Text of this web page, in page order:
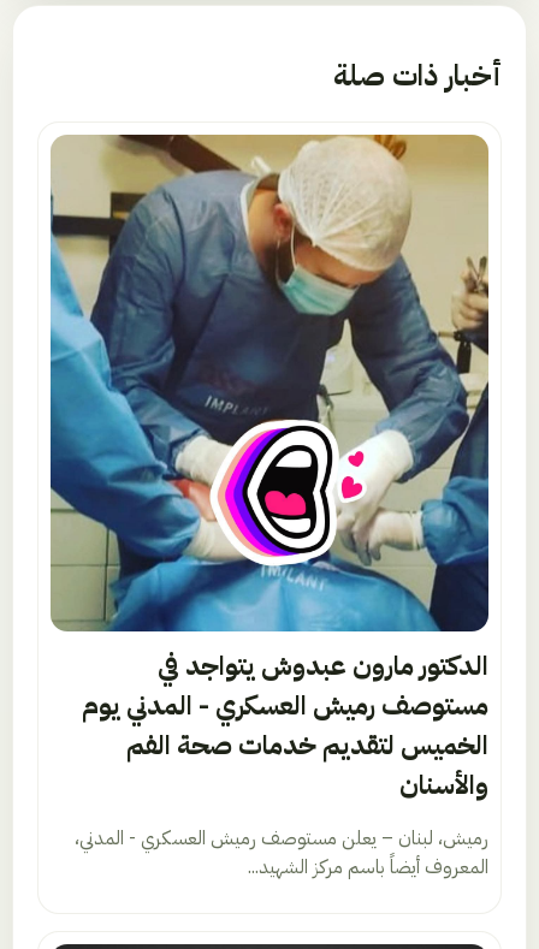
أخبار ذات صلة
الدكتور مارون عبدوش يتواجد في
مستوصف رميش العسكري - المدني يوم
الخميس لتقديم خدمات صحة الفم
والأسنان
رميش، لبنان – يعلن مستوصف رميش العسكري - المدني،
المعروف أيضاً باسم مركز الشهيد...